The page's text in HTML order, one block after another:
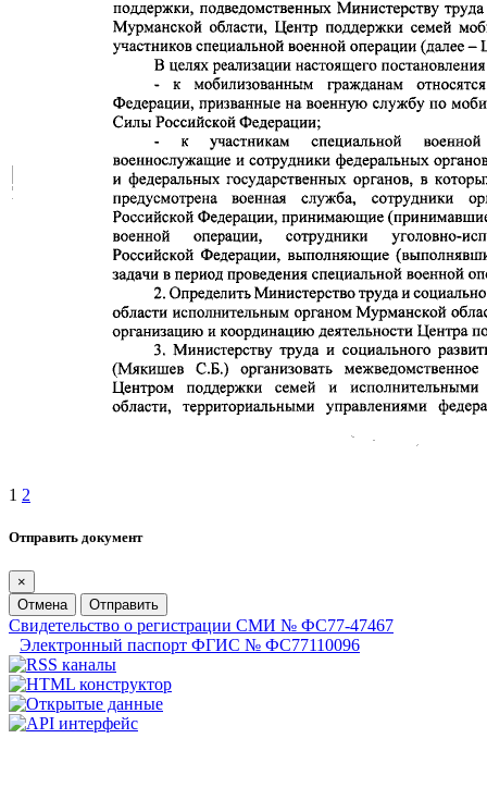
1 2
Отправить документ
×
Отмена
Отправить
Свидетельство о регистрации СМИ № ФС77-47467
Электронный паспорт ФГИС № ФС77110096